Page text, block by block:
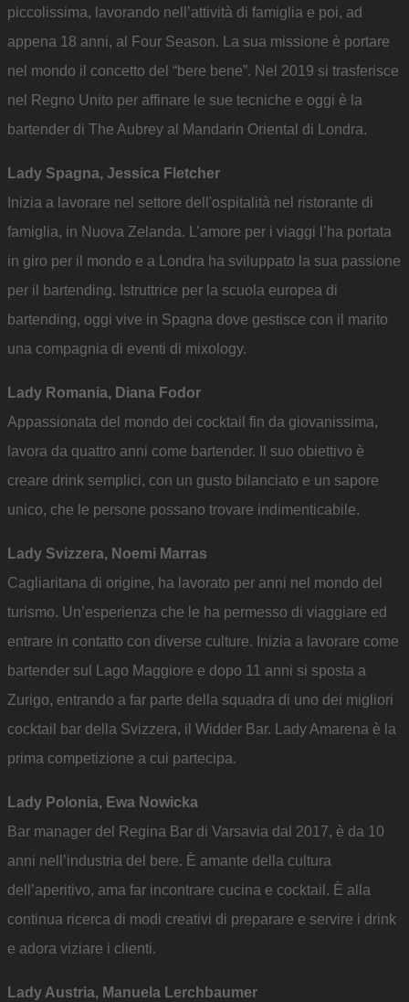
piccolissima, lavorando nell’attività di famiglia e poi, ad
appena 18 anni, al Four Season. La sua missione è portare
nel mondo il concetto del “bere bene”. Nel 2019 si trasferisce
nel Regno Unito per affinare le sue tecniche e oggi è la
bartender di The Aubrey al Mandarin Oriental di Londra.
Lady Spagna, Jessica Fletcher
Inizia a lavorare nel settore dell'ospitalità nel ristorante di
famiglia, in Nuova Zelanda. L’amore per i viaggi l’ha portata
in giro per il mondo e a Londra ha sviluppato la sua passione
per il bartending. Istruttrice per la scuola europea di
bartending, oggi vive in Spagna dove gestisce con il marito
una compagnia di eventi di mixology.
Lady Romania, Diana Fodor
Appassionata del mondo dei cocktail fin da giovanissima,
lavora da quattro anni come bartender. Il suo obiettivo è
creare drink semplici, con un gusto bilanciato e un sapore
unico, che le persone possano trovare indimenticabile.
Lady Svizzera, Noemi Marras
Cagliaritana di origine, ha lavorato per anni nel mondo del
turismo. Un’esperienza che le ha permesso di viaggiare ed
entrare in contatto con diverse culture. Inizia a lavorare come
bartender sul Lago Maggiore e dopo 11 anni si sposta a
Zurigo, entrando a far parte della squadra di uno dei migliori
cocktail bar della Svizzera, il Widder Bar. Lady Amarena è la
prima competizione a cui partecipa.
Lady Polonia, Ewa Nowicka
Bar manager del Regina Bar di Varsavia dal 2017, è da 10
anni nell’industria del bere. È amante della cultura
dell’aperitivo, ama far incontrare cucina e cocktail. È alla
continua ricerca di modi creativi di preparare e servire i drink
e adora viziare i clienti.
Lady Austria, Manuela Lerchbaumer